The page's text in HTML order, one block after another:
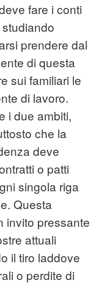
fare i conti
prendere dal
di questa
sui familiari le
di lavoro.
i due ambiti,
che la
deve
o patti
singola riga
Questa
invito pressante
attuali
il tiro laddove
o perdite di